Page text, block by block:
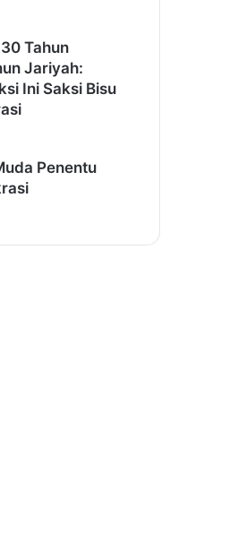
Tahun
Jariyah:
Ini Saksi Bisu
Penentu